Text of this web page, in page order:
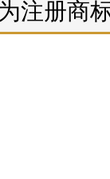
注册